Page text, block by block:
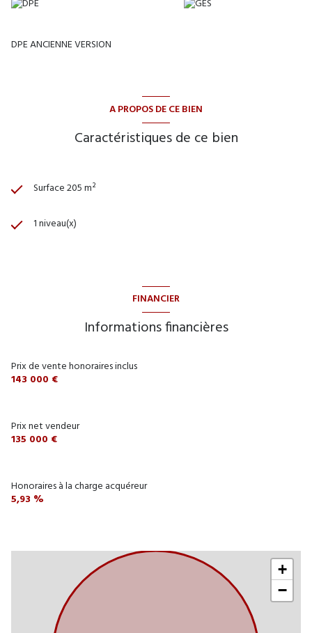
DPE ANCIENNE VERSION
A PROPOS DE CE BIEN
Caractéristiques de ce bien
Surface 205 m²
1 niveau(x)
FINANCIER
Informations financières
Prix de vente honoraires inclus
143 000 €
Prix net vendeur
135 000 €
Honoraires à la charge acquéreur
5,93 %
+
−